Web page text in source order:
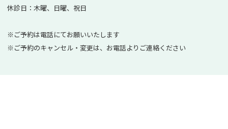
休診日：木曜、日曜、祝日
※ご予約は電話にてお願いいたします
※ご予約のキャンセル・変更は、お電話よりご連絡ください